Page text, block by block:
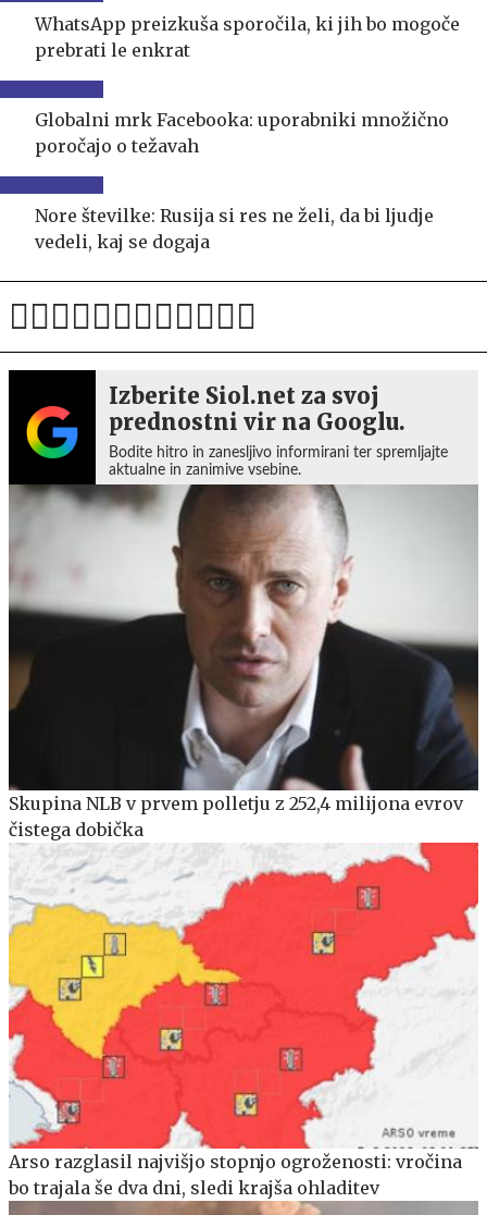
WhatsApp preizkuša sporočila, ki jih bo mogoče
prebrati le enkrat
Globalni mrk Facebooka: uporabniki množično
poročajo o težavah
Nore številke: Rusija si res ne želi, da bi ljudje
vedeli, kaj se dogaja
Izberite Siol.net za svoj
prednostni vir na Googlu.
Bodite hitro in zanesljivo informirani ter spremljajte
aktualne in zanimive vsebine.
Skupina NLB v prvem polletju z 252,4 milijona evrov
čistega dobička
Arso razglasil najvišjo stopnjo ogroženosti: vročina
bo trajala še dva dni, sledi krajša ohladitev